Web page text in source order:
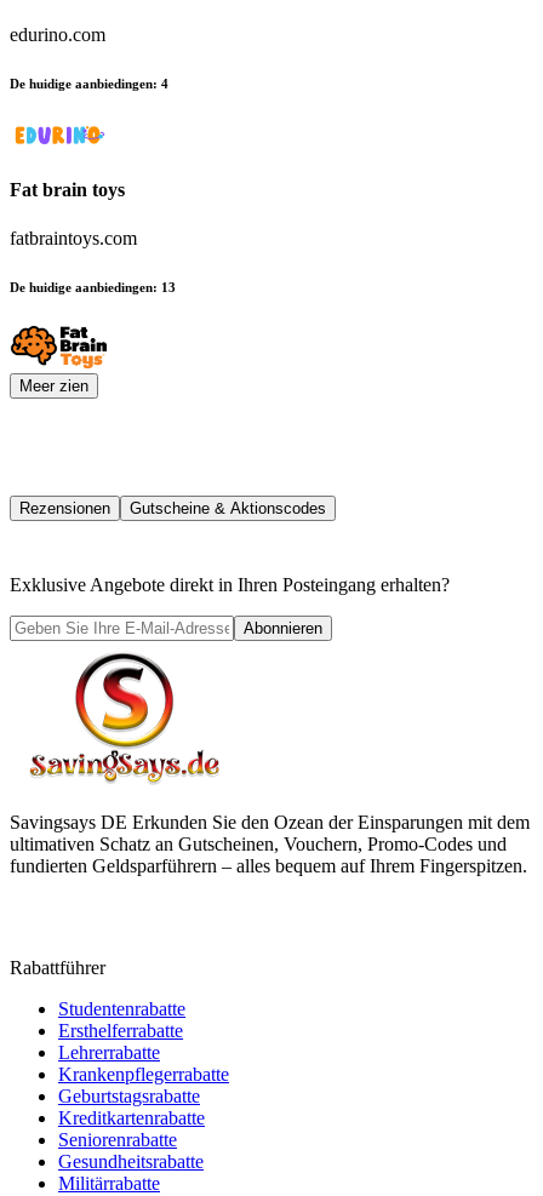
edurino.com
De huidige aanbiedingen: 4
Fat brain toys
fatbraintoys.com
De huidige aanbiedingen: 13
Meer zien
Rezensionen Gutscheine & Aktionscodes
Exklusive Angebote direkt in Ihren Posteingang erhalten?
Abonnieren
Savingsays DE Erkunden Sie den Ozean der Einsparungen mit dem
ultimativen Schatz an Gutscheinen, Vouchern, Promo-Codes und
fundierten Geldsparführern – alles bequem auf Ihrem Fingerspitzen.
Rabattführer
Studentenrabatte
Ersthelferrabatte
Lehrerrabatte
Krankenpflegerrabatte
Geburtstagsrabatte
Kreditkartenrabatte
Seniorenrabatte
Gesundheitsrabatte
Militärrabatte